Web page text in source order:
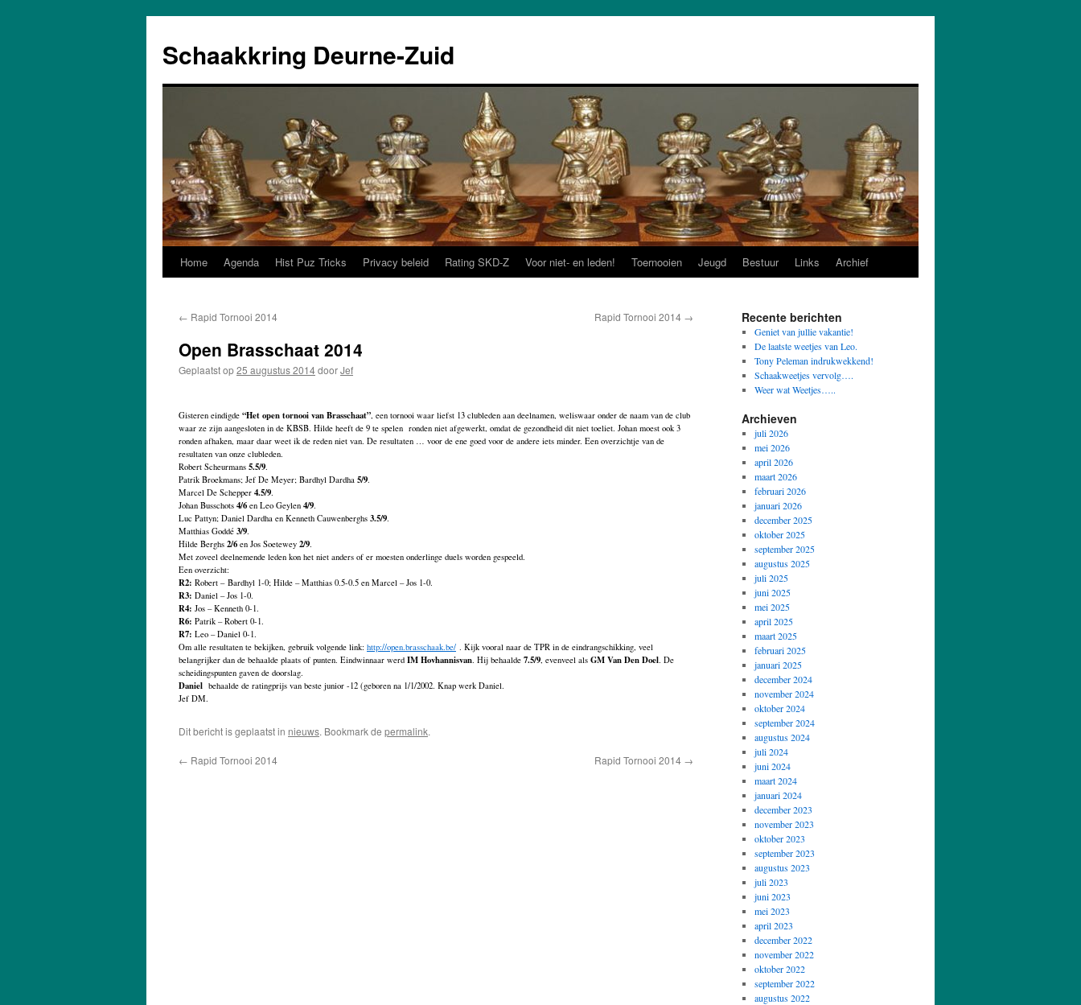
Schaakkring Deurne-Zuid
inhoud
Home Agenda Hist Puz Tricks Privacy beleid Rating SKD-Z Voor niet- en leden! Toernooien Jeugd Bestuur Links Archief
← Rapid Tornooi 2014 Rapid Tornooi 2014 →
Open Brasschaat 2014
Geplaatst op25 augustus 2014doorJef
Gisteren eindigde “Het open tornooi van Brasschaat”, een tornooi waar liefst 13 clubleden aan deelnamen, weliswaar onder de naam van de club
waar ze zijn aangesloten in de KBSB. Hilde heeft de 9 te spelen ronden niet afgewerkt, omdat de gezondheid dit niet toeliet. Johan moest ook 3
ronden afhaken, maar daar weet ik de reden niet van. De resultaten … voor de ene goed voor de andere iets minder. Een overzichtje van de
resultaten van onze clubleden.
Robert Scheurmans 5.5/9.
Patrik Broekmans; Jef De Meyer; Bardhyl Dardha 5/9.
Marcel De Schepper 4.5/9.
Johan Busschots 4/6 en Leo Geylen 4/9.
Luc Pattyn; Daniel Dardha en Kenneth Cauwenberghs 3.5/9.
Matthias Goddé 3/9.
Hilde Berghs 2/6 en Jos Soetewey 2/9.
Met zoveel deelnemende leden kon het niet anders of er moesten onderlinge duels worden gespeeld.
Een overzicht:
R2: Robert – Bardhyl 1-0; Hilde – Matthias 0.5-0.5 en Marcel – Jos 1-0.
R3: Daniel – Jos 1-0.
R4: Jos – Kenneth 0-1.
R6: Patrik – Robert 0-1.
R7: Leo – Daniel 0-1.
Om alle resultaten te bekijken, gebruik volgende link: http://open.brasschaak.be/ . Kijk vooral naar de TPR in de eindrangschikking, veel
belangrijker dan de behaalde plaats of punten. Eindwinnaar werd IM Hovhannisvan. Hij behaalde 7.5/9, evenveel als GM Van Den Doel. De
scheidingspunten gaven de doorslag.
Daniel behaalde de ratingprijs van beste junior -12 (geboren na 1/1/2002. Knap werk Daniel.
Jef DM.
Dit bericht is geplaatst in nieuws. Bookmark de permalink.
← Rapid Tornooi 2014 Rapid Tornooi 2014 →
Recente berichten
Geniet van jullie vakantie!
De laatste weetjes van Leo.
Tony Peleman indrukwekkend!
Schaakweetjes vervolg….
Weer wat Weetjes…..
Archieven
juli 2026
mei 2026
april 2026
maart 2026
februari 2026
januari 2026
december 2025
oktober 2025
september 2025
augustus 2025
juli 2025
juni 2025
mei 2025
april 2025
maart 2025
februari 2025
januari 2025
december 2024
november 2024
oktober 2024
september 2024
augustus 2024
juli 2024
juni 2024
maart 2024
januari 2024
december 2023
november 2023
oktober 2023
september 2023
augustus 2023
juli 2023
juni 2023
mei 2023
april 2023
december 2022
november 2022
oktober 2022
september 2022
augustus 2022